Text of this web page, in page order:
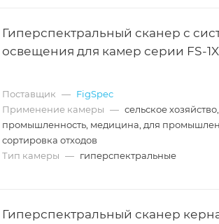
Гиперспектральный сканер с
освещения для камер серии FS-1X
Поставщик — FigSpec
Применение камеры — сельское
промышленность, медицина, для
сортировка отходов
Тип камеры — гиперспектральные
Гиперспектральный сканер